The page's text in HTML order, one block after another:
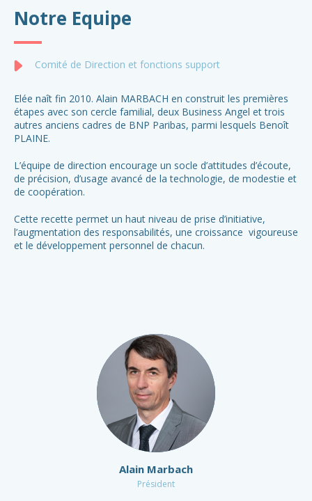
Notre Equipe
Comité de Direction et fonctions support
Elée naît fin 2010. Alain MARBACH en construit les premières
étapes avec son cercle familial, deux Business Angel et trois
autres anciens cadres de BNP Paribas, parmi lesquels Benoît
PLAINE.
L’équipe de direction encourage un socle d’attitudes d’écoute,
de précision, d’usage avancé de la technologie, de modestie et
de coopération.
Cette recette permet un haut niveau de prise d’initiative,
l’augmentation des responsabilités, une croissance vigoureuse
et le développement personnel de chacun.
Alain Marbach
Président